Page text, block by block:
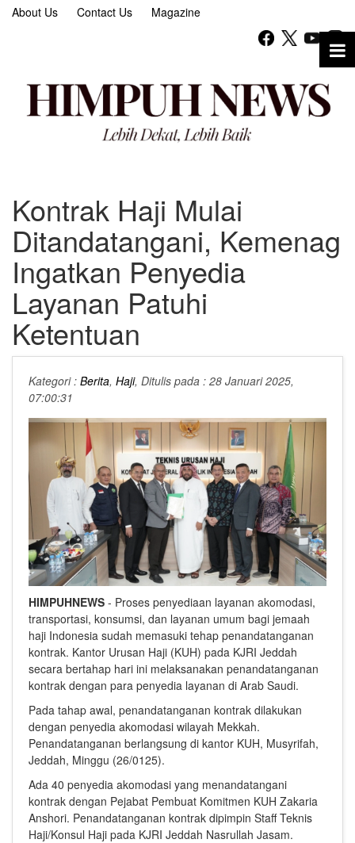
About Us Contact Us Magazine
Kontrak Haji Mulai
Ditandatangani, Kemenag
Ingatkan Penyedia
Layanan Patuhi
Ketentuan
Kategori : Berita, Haji, Ditulis pada : 28 Januari 2025,
07:00:31
HIMPUHNEWS - Proses penyediaan layanan akomodasi,
transportasi, konsumsi, dan layanan umum bagi jemaah
haji Indonesia sudah memasuki tehap penandatanganan
kontrak. Kantor Urusan Haji (KUH) pada KJRI Jeddah
secara bertahap hari ini melaksanakan penandatanganan
kontrak dengan para penyedia layanan di Arab Saudi.
Pada tahap awal, penandatanganan kontrak dilakukan
dengan penyedia akomodasi wilayah Mekkah.
Penandatanganan berlangsung di kantor KUH, Musyrifah,
Jeddah, Minggu (26/0125).
Ada 40 penyedia akomodasi yang menandatangani
kontrak dengan Pejabat Pembuat Komitmen KUH Zakaria
Anshori. Penandatanganan kontrak dipimpin Staff Teknis
Haji/Konsul Haji pada KJRI Jeddah Nasrullah Jasam.